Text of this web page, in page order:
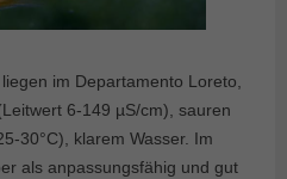
im Departamento Loreto,
6-149 µS/cm), sauren
30°C), klarem Wasser. Im
als anpassungsfähig und gut